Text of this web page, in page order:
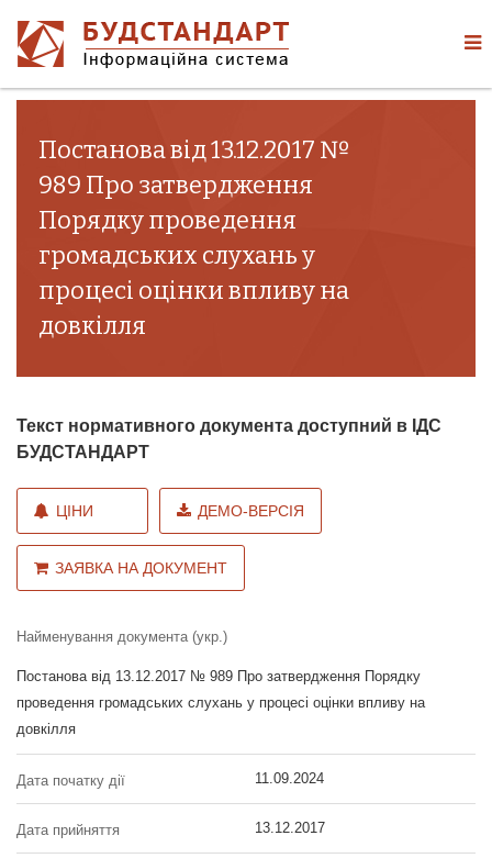
Постанова від 13.12.2017 №
989 Про затвердження
Порядку проведення
громадських слухань у
процесі оцінки впливу на
довкілля
Текст нормативного документа доступний в ІДС
БУДСТАНДАРТ
ЦІНИ ДЕМО-ВЕРСІЯ
ЗАЯВКА НА ДОКУМЕНТ
Найменування документа (укр.)
Постанова від 13.12.2017 № 989 Про затвердження Порядку
проведення громадських слухань у процесі оцінки впливу на
довкілля
Дата початку дії 11.09.2024
Дата прийняття 13.12.2017